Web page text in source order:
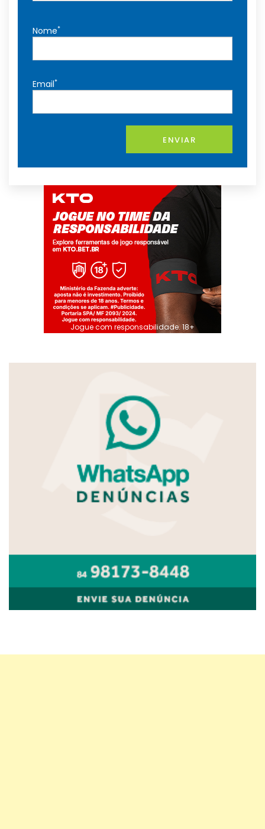
Nome*
Email*
ENVIAR
Jogue com responsabilidade. 18+